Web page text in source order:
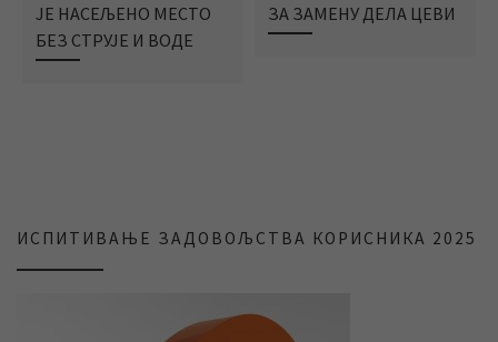
ЈЕ НАСЕЉЕНО МЕСТО
БЕЗ СТРУЈЕ И ВОДЕ
ЗА ЗАМЕНУ ДЕЛА ЦЕВИ
ИСПИТИВАЊЕ ЗАДОВОЉСТВА КОРИСНИКА 2025